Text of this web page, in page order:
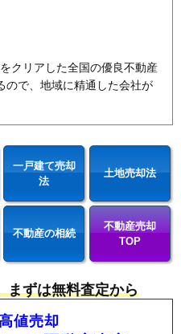
クリアした全国の優良不動産
ので、地域に精通した会社が
一戸建て売却
法
土地売却法
不動産の相続
不動産売却
TOP
まずは無料査定から
値売却